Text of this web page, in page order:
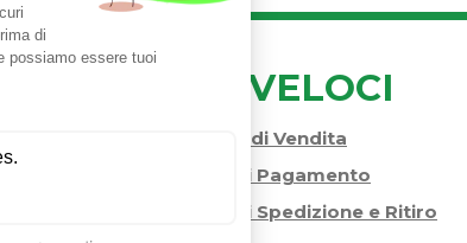
LINK VELOCI
Condizioni di Vendita
Modalità di Pagamento
Modalità di Spedizione e Ritiro